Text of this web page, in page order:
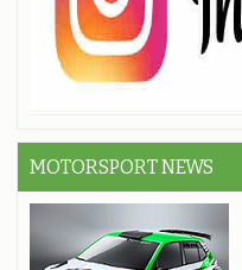
MOTORSPORT NEWS